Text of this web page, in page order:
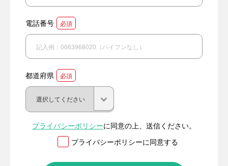
電話番号 必須
都道府県 必須
プライバシーポリシーに同意の上、送信ください。
プライバシーポリシーに同意する